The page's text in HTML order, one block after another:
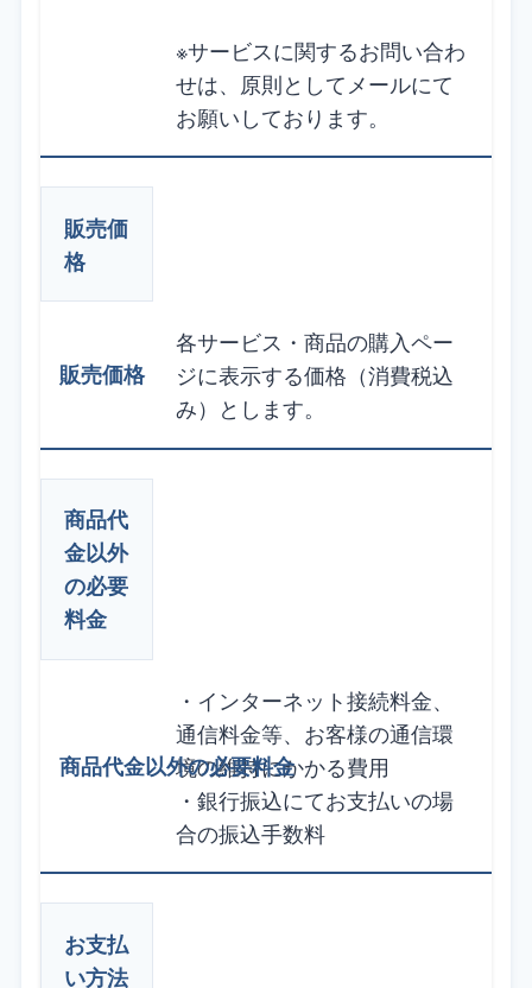
※サービスに関するお問い合わ
せは、原則としてメールにて
お願いしております。
販売価
格
各サービス・商品の購入ペー
ジに表示する価格（消費税込
み）とします。
商品代
金以外
の必要
料金
・インターネット接続料金、
通信料金等、お客様の通信環
境の維持にかかる費用
・銀行振込にてお支払いの場
合の振込手数料
お支払
い方法